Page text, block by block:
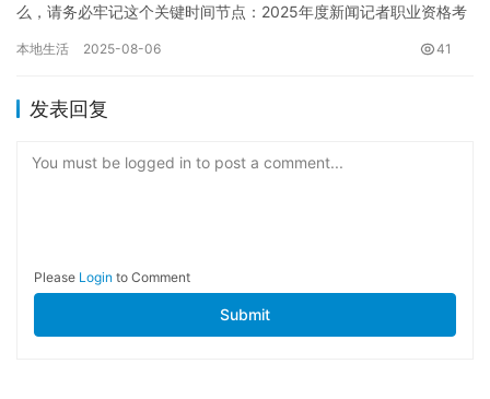
么，请务必牢记这个关键时间节点：2025年度新闻记者职业资格考
本地生活 2025-08-06 41
发表回复
You must be logged in to post a comment...
Please Login to Comment
Submit